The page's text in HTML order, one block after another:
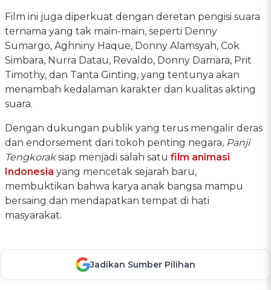
Film ini juga diperkuat dengan deretan pengisi suara
ternama yang tak main-main, seperti Denny
Sumargo, Aghniny Haque, Donny Alamsyah, Cok
Simbara, Nurra Datau, Revaldo, Donny Damara, Prit
Timothy, dan Tanta Ginting, yang tentunya akan
menambah kedalaman karakter dan kualitas akting
suara.
Dengan dukungan publik yang terus mengalir deras
dan endorsement dari tokoh penting negara, Panji
Tengkoraksiap menjadi salah satu film animasi
Indonesia yang mencetak sejarah baru,
membuktikan bahwa karya anak bangsa mampu
bersaing dan mendapatkan tempat di hati
masyarakat.
Jadikan Sumber Pilihan